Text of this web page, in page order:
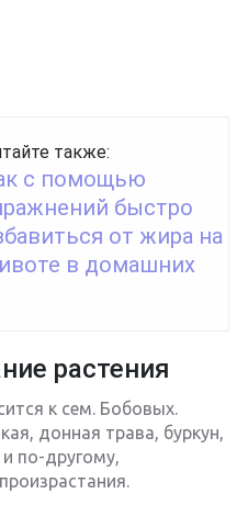
также:
с помощью
быстро
от жира на
в домашних
растения
к сем. Бобовых.
донная трава, буркун,
по-другому,